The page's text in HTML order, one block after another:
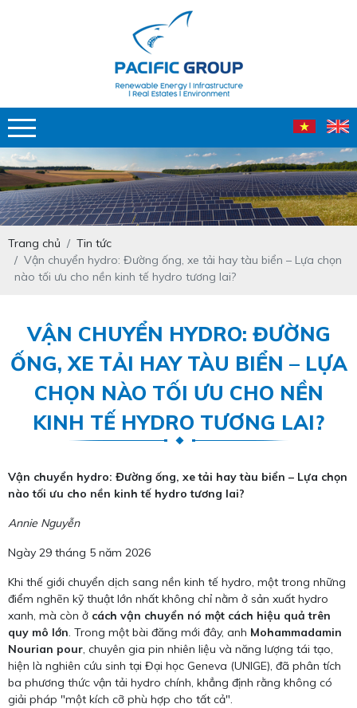
Trang chủ
Tin tức
Vận chuyển hydro: Đường ống, xe tải hay tàu biển – Lựa chọn
nào tối ưu cho nền kinh tế hydro tương lai?
VẬN CHUYỂN HYDRO: ĐƯỜNG
ỐNG, XE TẢI HAY TÀU BIỂN – LỰA
CHỌN NÀO TỐI ƯU CHO NỀN
KINH TẾ HYDRO TƯƠNG LAI?
Vận chuyển hydro: Đường ống, xe tải hay tàu biển – Lựa chọn
nào tối ưu cho nền kinh tế hydro tương lai?
Annie Nguyễn
Ngày 29 tháng 5 năm 2026
Khi thế giới chuyển dịch sang nền kinh tế hydro, một trong những
điểm nghẽn kỹ thuật lớn nhất không chỉ nằm ở sản xuất hydro
xanh, mà còn ở cách vận chuyển nó một cách hiệu quả trên
quy mô lớn. Trong một bài đăng mới đây, anh Mohammadamin
Nourian pour, chuyên gia pin nhiên liệu và năng lượng tái tạo,
hiện là nghiên cứu sinh tại Đại học Geneva (UNIGE), đã phân tích
ba phương thức vận tải hydro chính, khẳng định rằng không có
giải pháp "một kích cỡ phù hợp cho tất cả".